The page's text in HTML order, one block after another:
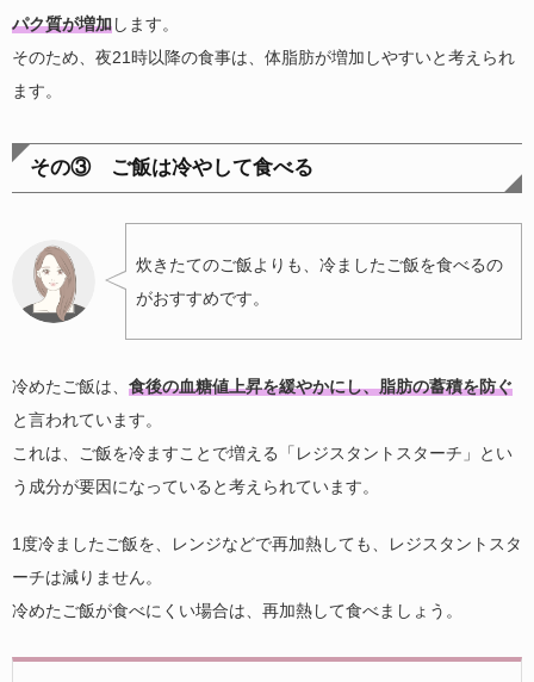
パク質が増加します。
そのため、夜21時以降の食事は、体脂肪が増加しやすいと考えられ
ます。
その③ ご飯は冷やして食べる
炊きたてのご飯よりも、冷ましたご飯を食べるの
がおすすめです。
冷めたご飯は、 食後の血糖値上昇を緩やかにし、脂肪の蓄積を防ぐ
と言われています。
これは、ご飯を冷ますことで増える「レジスタントスターチ」とい
う成分が要因になっていると考えられています。
1度冷ましたご飯を、レンジなどで再加熱しても、レジスタントスタ
ーチは減りません。
冷めたご飯が食べにくい場合は、再加熱して食べましょう。